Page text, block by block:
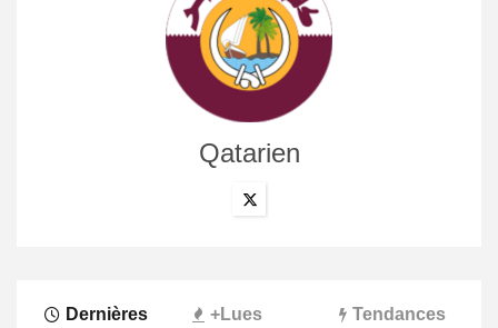
Qatarien
Dernières +Lues Tendances